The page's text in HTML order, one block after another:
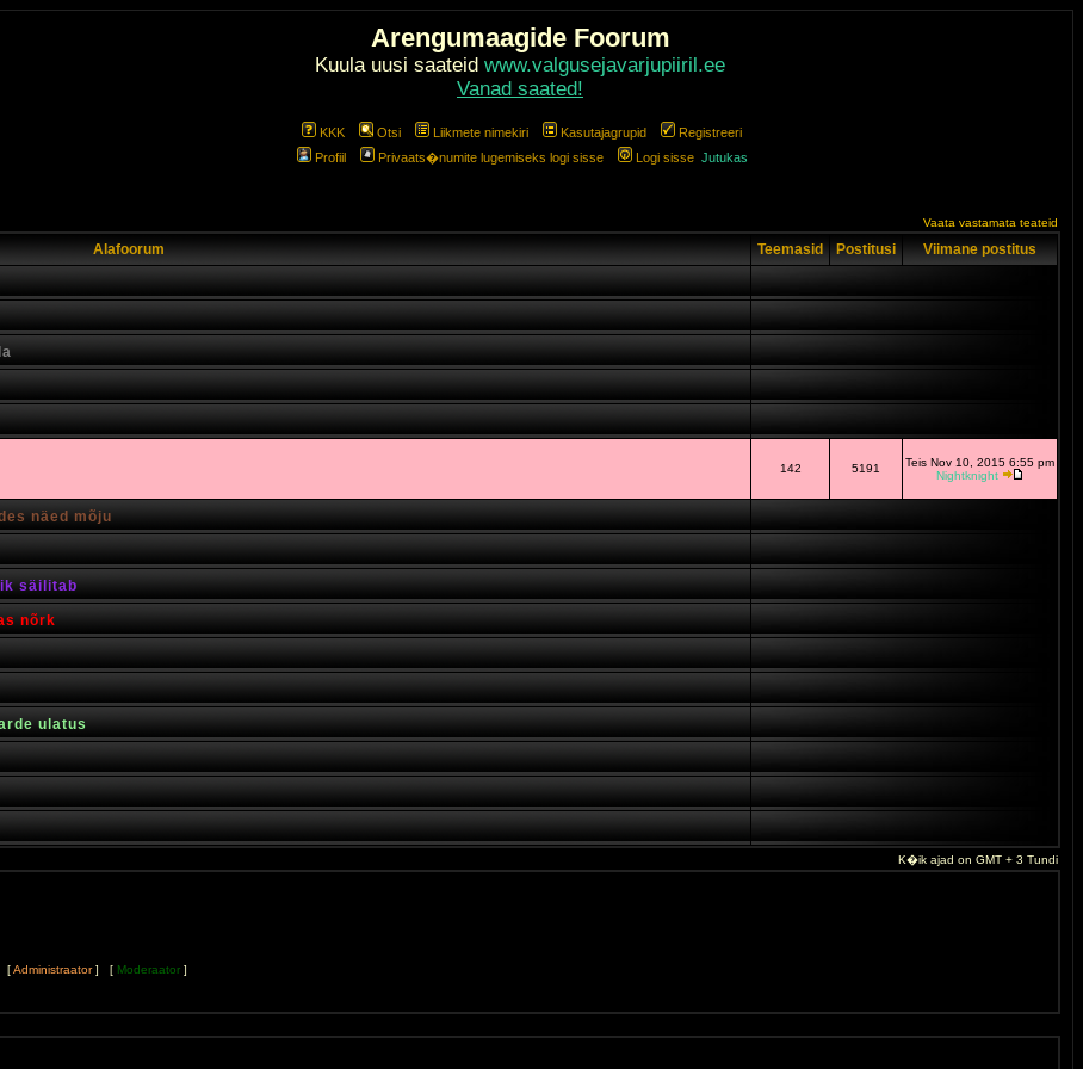
Arengumaagide Foorum
Kuula uusi saateid www.valgusejavarjupiiril.ee
Vanad saated!
KKK Otsi Liikmete nimekiri Kasutajagrupid
Registreeri
Profiil
Privaats�numite lugemiseks logi sisse Logi sisse Jutukas
Vaata vastamata teateid
Alafoorum Teemasid Postitusi
Viimane postitus
142 5191
Teis Nov 10, 2015 6:55 pm
Nightknight
näed mõju
säilitab
nõrk
ulatus
K�ik ajad on GMT + 3 Tundi
[Administraator] [ Moderaator ]